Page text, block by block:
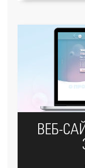
ВЕБ-